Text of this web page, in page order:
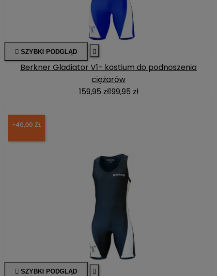
 SZYBKI PODGLĄD 
Berkner Gladiator V1- kostium do podnoszenia
ciężarów
159,95 zł199,95 zł
-40,00 ZŁ
 SZYBKI PODGLĄD 